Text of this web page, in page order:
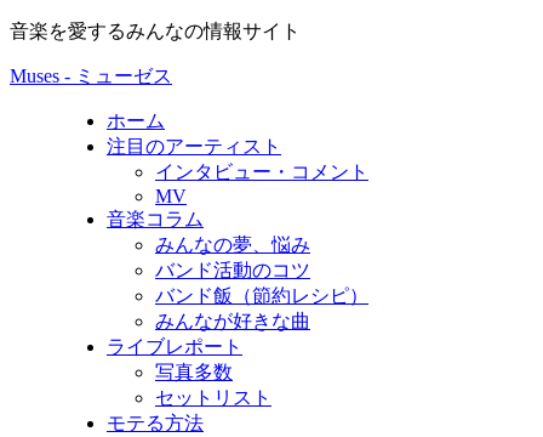
音楽を愛するみんなの情報サイト
Muses - ミューゼス
ホーム
注目のアーティスト
インタビュー・コメント
MV
音楽コラム
みんなの夢、悩み
バンド活動のコツ
バンド飯（節約レシピ）
みんなが好きな曲
ライブレポート
写真多数
セットリスト
モテる方法